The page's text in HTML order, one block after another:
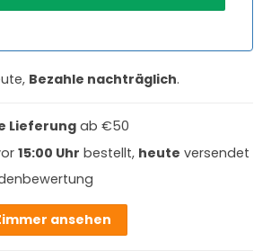
Bezahle nachträglich.
Lieferungab €50
15:00 Uhr bestellt, heute versendet
ansehen